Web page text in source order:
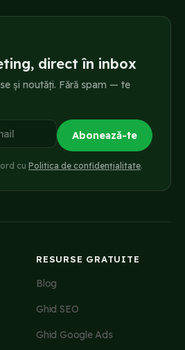
direct în inbox
și noutăți. Fără spam — te
mail Abonează-te
cu Politica de confidențialitate.
RESURSE GRATUITE
Blog
Ghid SEO
Ghid Google Ads